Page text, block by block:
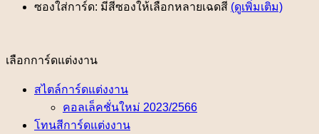
ซองใส่การ์ด: มีสีซองให้เลือกหลายเฉดสี (ดูเพิ่มเติม)
เลือกการ์ดแต่งงาน
สไตล์การ์ดแต่งงาน
คอลเล็คชั่นใหม่ 2023/2566
โทนสีการ์ดแต่งงาน